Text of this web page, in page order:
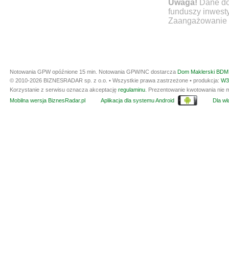
Uwaga! Dane
funduszy
Zaangażowanie
Notowania GPW opóźnione 15 min. Notowania GPW/NC dostarcza Dom Maklerski
© 2010-2026 BIZNESRADAR sp. z o.o. • Wszystkie prawa zastrzeżone • produkcja:
Korzystanie z serwisu oznacza akceptację regulaminu . Prezentowanie kwotowania
Mobilna wersja BiznesRadar.pl
Aplikacja dla systemu Android Dla